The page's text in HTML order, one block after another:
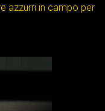
azzurri in campo per